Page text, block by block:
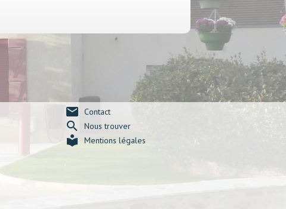
mail Contact
search Nous trouver
local_library Mentions légales